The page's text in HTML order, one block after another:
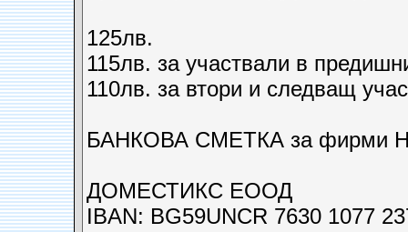
125лв.
115лв. за участвали в
110лв. за втори и следващ
БАНКОВА СМЕТКА за фирми
ДОМЕСТИКС ЕООД
IBAN: BG59UNCR 7630 1077